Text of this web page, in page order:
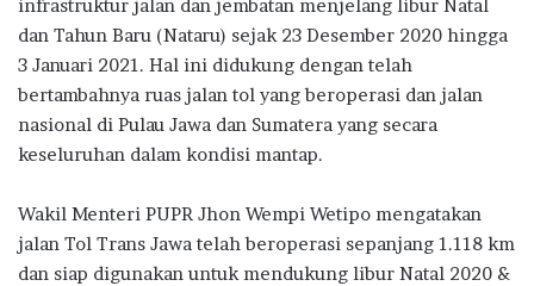
o
o
k
r
A
p
p
ra
m
infrastruktur jalan dan jembatan menjelang libur Natal
dan Tahun Baru (Nataru) sejak 23 Desember 2020 hingga
3 Januari 2021. Hal ini didukung dengan telah
bertambahnya ruas jalan tol yang beroperasi dan jalan
nasional di Pulau Jawa dan Sumatera yang secara
keseluruhan dalam kondisi mantap.
Wakil Menteri PUPR Jhon Wempi Wetipo mengatakan
jalan Tol Trans Jawa telah beroperasi sepanjang 1.118 km
dan siap digunakan untuk mendukung libur Natal 2020 &